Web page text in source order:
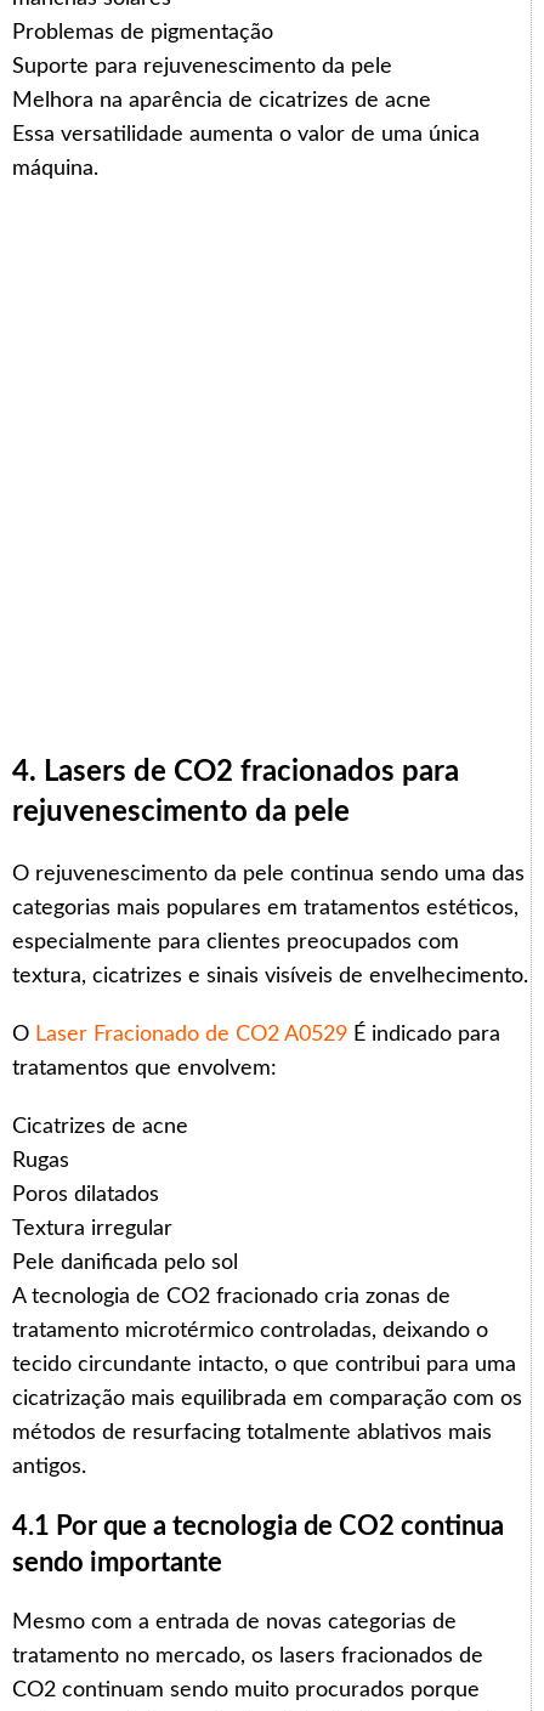
Problemas de pigmentação
Suporte para rejuvenescimento da pele
Melhora na aparência de cicatrizes de acne
Essa versatilidade aumenta o valor de uma única
máquina.
4. Lasers de CO2 fracionados para
rejuvenescimento da pele
O rejuvenescimento da pele continua sendo uma das
categorias mais populares em tratamentos estéticos,
especialmente para clientes preocupados com
textura, cicatrizes e sinais visíveis de envelhecimento.
O Laser Fracionado de CO2 A0529 É indicado para
tratamentos que envolvem:
Cicatrizes de acne
Rugas
Poros dilatados
Textura irregular
Pele danificada pelo sol
A tecnologia de CO2 fracionado cria zonas de
tratamento microtérmico controladas, deixando o
tecido circundante intacto, o que contribui para uma
cicatrização mais equilibrada em comparação com os
métodos de resurfacing totalmente ablativos mais
antigos.
4.1 Por que a tecnologia de CO2 continua
sendo importante
Mesmo com a entrada de novas categorias de
tratamento no mercado, os lasers fracionados de
CO2 continuam sendo muito procurados porque